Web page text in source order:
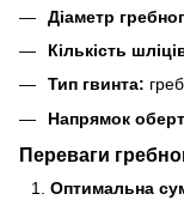
Діаметр
Кількість
Тип гвинта:
Напрямок
Переваги
Оптимальна